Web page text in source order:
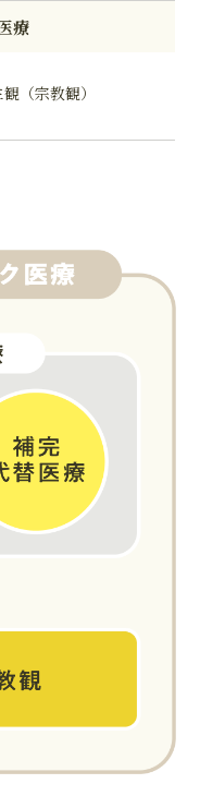
療
（宗教観）